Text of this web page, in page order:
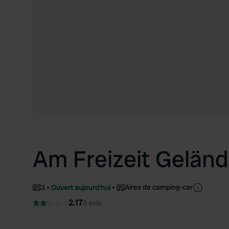
Am Freizeit
3 Ouvert aujourd'hui Aires de camping-car
2.173 avis